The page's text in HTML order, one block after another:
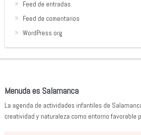
Feed de entradas
Feed de comentarios
WordPress.org
Menuda es Salamanca
La agenda de actividades infantiles de
creatividad y naturaleza como entorno favorable